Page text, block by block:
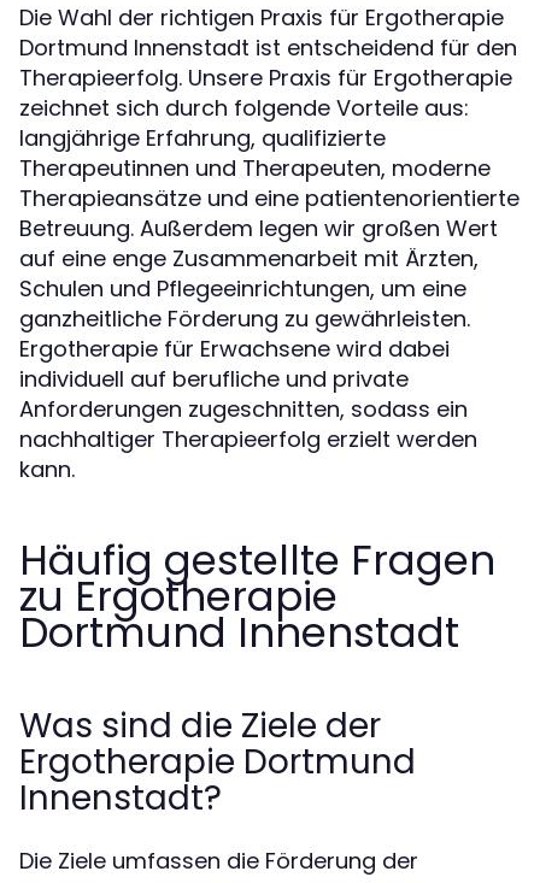
Die Wahl der richtigen Praxis für Ergotherapie
Dortmund Innenstadt ist entscheidend für den
Therapieerfolg. Unsere Praxis für Ergotherapie
zeichnet sich durch folgende Vorteile aus:
langjährige Erfahrung, qualifizierte
Therapeutinnen und Therapeuten, moderne
Therapieansätze und eine patientenorientierte
Betreuung. Außerdem legen wir großen Wert
auf eine enge Zusammenarbeit mit Ärzten,
Schulen und Pflegeeinrichtungen, um eine
ganzheitliche Förderung zu gewährleisten.
Ergotherapie für Erwachsene wird dabei
individuell auf berufliche und private
Anforderungen zugeschnitten, sodass ein
nachhaltiger Therapieerfolg erzielt werden
kann.
Häufig gestellte Fragen
zu Ergotherapie
Dortmund Innenstadt
Was sind die Ziele der
Ergotherapie Dortmund
Innenstadt?
Die Ziele umfassen die Förderung der